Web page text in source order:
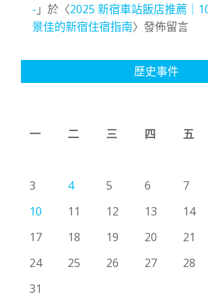
- 」於〈2025 新宿車站飯店推薦｜
景佳的新宿住宿指南〉發佈留言
歷史事件
一
二 三 四 五
3
4 5 6 7
10
11 12 13 14
17
18 19 20 21
24
25 26 27 28
31